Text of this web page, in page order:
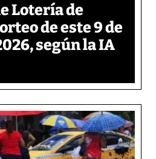
Lotería de
de este 9 de
según la IA